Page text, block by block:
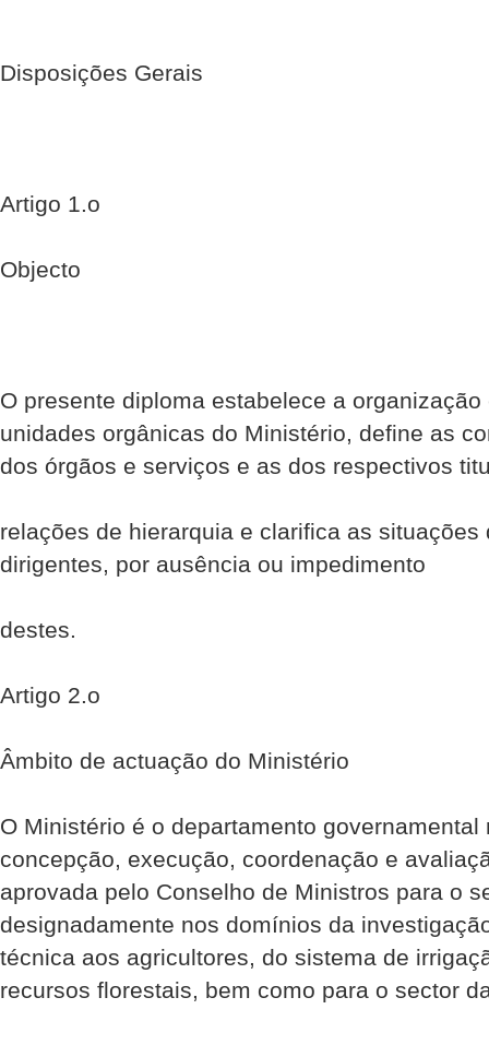
Disposições Gerais
Artigo 1.o
Objecto
O presente diploma estabelece a
unidades orgânicas do Ministério, define as
dos órgãos e serviços e as dos respectivos
relações de hierarquia e clarifica as situações
dirigentes, por ausência ou impedimento
destes.
Artigo 2.o
Âmbito de actuação do Ministério
O Ministério é o departamento governamental
concepção, execução, coordenação e
aprovada pelo Conselho de Ministros para o
designadamente nos domínios da
técnica aos agricultores, do sistema de
recursos florestais, bem como para o sector